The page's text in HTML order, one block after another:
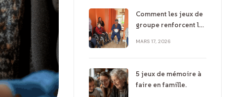
Comment les jeux de
groupe renforcent la
bien être des seniors
MARS 17, 2026
5 jeux de mémoire à
faire en famille.